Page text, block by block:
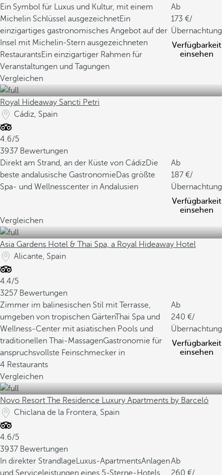
Ein Symbol für Luxus und Kultur, mit einem
Michelin Schlüssel ausgezeichnetEin
einzigartiges gastronomisches Angebot auf der
Insel mit Michelin-Stern ausgezeichneten
RestaurantsEin einzigartiger Rahmen für
Veranstaltungen und Tagungen
Ab
173
/
Übernachtung
Verfügbarkeit
einsehen
Vergleichen
Royal Hideaway Sancti Petri
Cádiz, Spain
4.6/5
3937 Bewertungen
Direkt am Strand, an der Küste von CádizDie
beste andalusische GastronomieDas größte
Spa- und Wellnesscenter in Andalusien
Ab
187
/
Übernachtung
Verfügbarkeit
einsehen
Vergleichen
Asia Gardens Hotel & Thai Spa, a Royal Hideaway Hotel
Alicante, Spain
4.4/5
3257 Bewertungen
Zimmer im balinesischen Stil mit Terrasse,
umgeben von tropischen GärtenThai Spa und
Wellness-Center mit asiatischen Pools und
traditionellen Thai-MassagenGastronomie für
anspruchsvollste Feinschmecker in
4 Restaurants
Ab
240
/
Übernachtung
Verfügbarkeit
einsehen
Vergleichen
Novo Resort The Residence Luxury Apartments by Barceló
Chiclana de la Frontera, Spain
4.6/5
3937 Bewertungen
In direkter StrandlageLuxus-ApartmentsAnlagen
und Serviceleistungen eines 5-Sterne-Hotels
Ab
260
/